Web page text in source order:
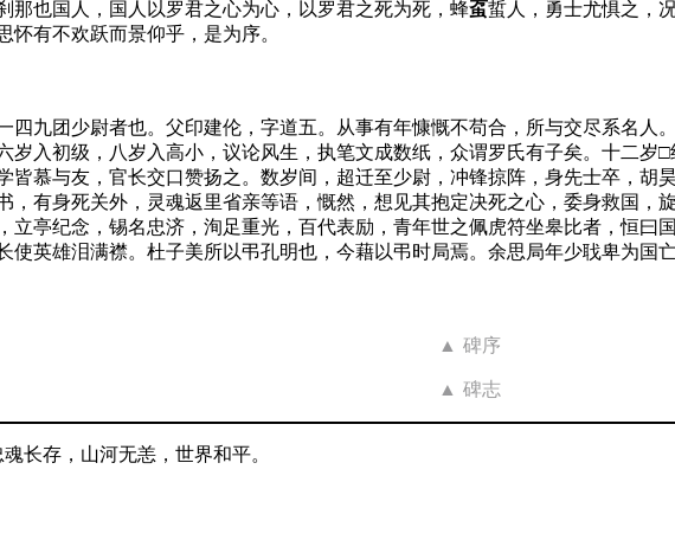
那也国人，国人以罗君之心为心，以罗君之死为死，蜂虿蜇人，勇士尤惧之，
有不欢跃而景仰乎，是为序。
四九团少尉者也。父印建伦，字道五。从事有年慷慨不苟合，所与交尽系名人
岁入初级，八岁入高小，议论风生，执笔文成数纸，众谓罗氏有子矣。十二岁
皆慕与友，官长交口赞扬之。数岁间，超迁至少尉，冲锋掠阵，身先士卒，胡
，有身死关外，灵魂返里省亲等语，慨然，想见其抱定决死之心，委身救国，
立亭纪念，锡名忠济，洵足重光，百代表励，青年世之佩虎符坐皋比者，恒曰
使英雄泪满襟。杜子美所以弔孔明也，今藉以弔时局焉。余思局年少聀卑为国
碑序
碑志
长存，山河无恙，世界和平。